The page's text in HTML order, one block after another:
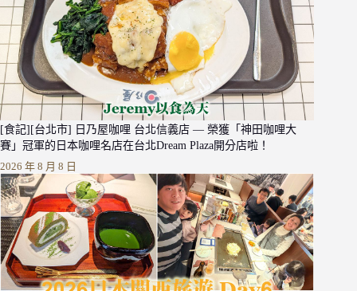
[食記][台北市] 日乃屋咖哩 台北信義店 — 榮獲「神田咖哩大
賽」冠軍的日本咖哩名店在台北Dream Plaza開分店啦！
2026 年 8 月 8 日